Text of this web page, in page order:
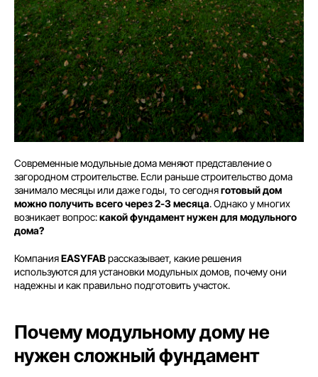
Современные модульные дома меняют представление о
загородном строительстве. Если раньше строительство дома
занимало месяцы или даже годы, то сегодняготовый дом
можно получить всего через 2-3 месяца. Однако у многих
возникает вопрос:какой фундамент нужен для модульного
дома?
КомпанияEASYFABрассказывает, какие решения
используются для установки модульных домов, почему они
надежны и как правильно подготовить участок.
Почему модульному дому не
нужен сложный фундамент